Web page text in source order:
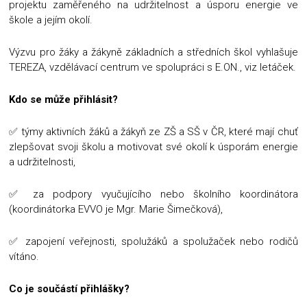
projektu zaměřeného na udržitelnost a úsporu energie ve
škole a jejím okolí.
Výzvu pro žáky a žákyně základních a středních škol vyhlašuje
TEREZA, vzdělávací centrum ve spolupráci s E.ON., viz letáček.
Kdo se může přihlásit?
✅ týmy aktivních žáků a žákyň ze ZŠ a SŠ v ČR, které mají chuť
zlepšovat svoji školu a motivovat své okolí k úsporám energie
a udržitelnosti,
✅ za podpory vyučujícího nebo školního koordinátora
(koordinátorka EVVO je Mgr. Marie Šimečková),
✅ zapojení veřejnosti, spolužáků a spolužaček nebo rodičů
vítáno.
Co je součástí přihlášky?